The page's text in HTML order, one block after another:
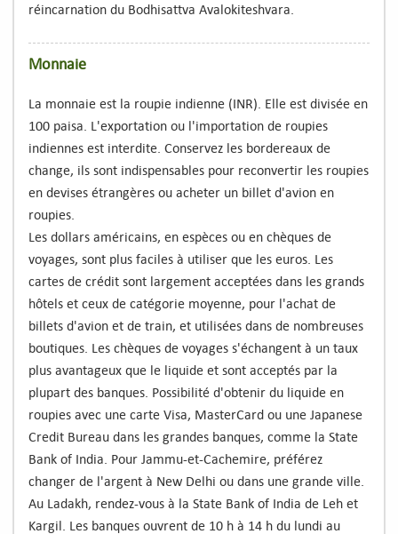
réincarnation du Bodhisattva Avalokiteshvara.
Monnaie
La monnaie est la roupie indienne (INR). Elle est divisée en
100 paisa. L'exportation ou l'importation de roupies
indiennes est interdite. Conservez les bordereaux de
change, ils sont indispensables pour reconvertir les roupies
en devises étrangères ou acheter un billet d'avion en
roupies.
Les dollars américains, en espèces ou en chèques de
voyages, sont plus faciles à utiliser que les euros. Les
cartes de crédit sont largement acceptées dans les grands
hôtels et ceux de catégorie moyenne, pour l'achat de
billets d'avion et de train, et utilisées dans de nombreuses
boutiques. Les chèques de voyages s'échangent à un taux
plus avantageux que le liquide et sont acceptés par la
plupart des banques. Possibilité d'obtenir du liquide en
roupies avec une carte Visa, MasterCard ou une Japanese
Credit Bureau dans les grandes banques, comme la State
Bank of India. Pour Jammu-et-Cachemire, préférez
changer de l'argent à New Delhi ou dans une grande ville.
Au Ladakh, rendez-vous à la State Bank of India de Leh et
Kargil. Les banques ouvrent de 10 h à 14 h du lundi au